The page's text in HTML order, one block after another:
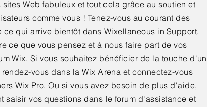
Web fabuleux et tout cela grâce au soutien et
comme vous ! Tenez-vous au courant des
ce qui arrive bientôt dans Wixellaneous in Support.
ce que vous pensez et à nous faire part de vos
Wix. Si vous souhaitez bénéficier de la touche d'un
vous dans la Wix Arena et connectez-vous
Wix Pro. Ou si vous avez besoin de plus d'aide,
saisir vos questions dans le forum d'assistance et